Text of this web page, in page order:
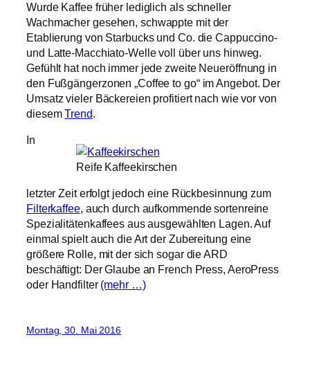
Wurde Kaffee früher lediglich als schneller
Wachmacher gesehen, schwappte mit der
Etablierung von Starbucks und Co. die Cappuccino-
und Latte-Macchiato-Welle voll über uns hinweg.
Gefühlt hat noch immer jede zweite Neueröffnung in
den Fußgängerzonen „Coffee to go“ im Angebot. Der
Umsatz vieler Bäckereien profitiert nach wie vor von
diesemTrend.
Reife Kaffeekirschen
In
letzter Zeit erfolgt jedoch eine Rückbesinnung zum
Filterkaffee, auch durch aufkommende sortenreine
Spezialitätenkaffees aus ausgewählten Lagen. Auf
einmal spielt auch die Art der Zubereitung eine
größere Rolle, mit der sich sogar die ARD
beschäftigt: Der Glaube an French Press, AeroPress
oder Handfilter (mehr …)
Montag, 30. Mai 2016